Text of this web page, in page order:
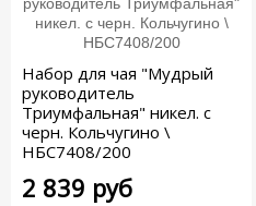
Набор для чая "Мудрый
руководитель
Триумфальная" никел. с
черн. Кольчугино \
НБС7408/200
2 839 руб